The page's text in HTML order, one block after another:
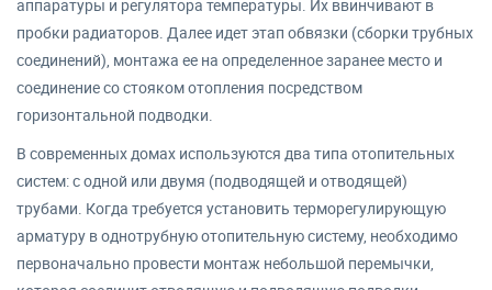
аппаратуры и регулятора температуры. Их ввинчивают в
пробки радиаторов. Далее идет этап обвязки (сборки трубных
соединений), монтажа ее на определенное заранее место и
соединение со стояком отопления посредством
горизонтальной подводки.
В современных домах используются два типа отопительных
систем: с одной или двумя (подводящей и отводящей)
трубами. Когда требуется установить терморегулирующую
арматуру в однотрубную отопительную систему, необходимо
первоначально провести монтаж небольшой перемычки,